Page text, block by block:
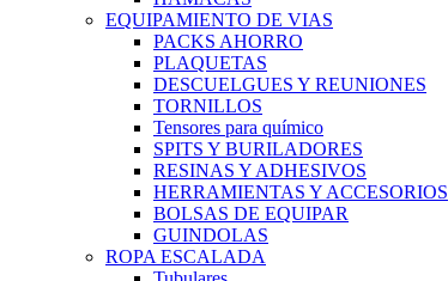
EQUIPAMIENTO DE VIAS
PACKS AHORRO
PLAQUETAS
DESCUELGUES Y REUNIONES
TORNILLOS
Tensores para químico
SPITS Y BURILADORES
RESINAS Y ADHESIVOS
HERRAMIENTAS Y ACCESORIOS
BOLSAS DE EQUIPAR
GUINDOLAS
ROPA ESCALADA